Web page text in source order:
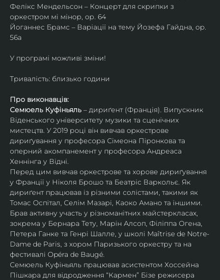
Фелікс Мендельсон – Концерт для скрипки з
оркестром мі мінор, ор. 64
Йоганнес Брамс – Варіації на тему Йозефа Гайдна, ор.
56a
У програмі можливі зміни!
Тривалість: близько години
Про виконавців:
Семюель Куфіньяль – дириґент (Франція). Випускник
Віденського університету музики та сценічних
мистецтв. У 2019 році він вивчав оркестрове
дириґування у професора Сімеона Піронкова та
оперний акомпанемент у професора Андреаса
Хеннінга у Відні.
Перед цим вивчав оркестрове та хорове дириґування
у Франції у Ніколя Брошо та Беатріс Варкольє. Як
дириґент працював із різними солістами, такими як
Томас Оспітал, Селім Мазарі, Каоко Амано та іншими.
Брав активну участь у різноманітних майстеркласах,
зокрема у Бернара Тету, Марін Алсоп, Філіппа Огена,
Петера Ганке та Генрі Шалле, у школі Maîtrise de Notre-
Dame de Paris, з хором Паризького оркестру та на
фестивалі Opéra de Baugé.
Семюель Куфіньяль працював асистентом Хоссейна
Пішкара для відродження “Кармен” Бізе режисера